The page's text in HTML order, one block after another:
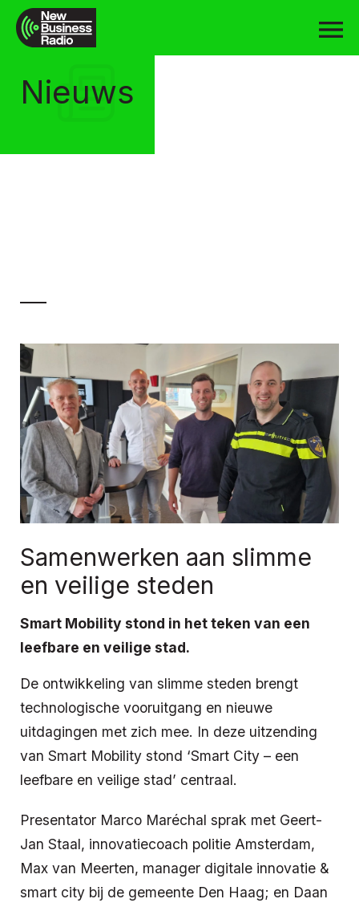
Nieuws
Samenwerken aan slimme
en veilige steden
Smart Mobility stond in het teken van een
leefbare en veilige stad.
De ontwikkeling van slimme steden brengt
technologische vooruitgang en nieuwe
uitdagingen met zich mee. In deze uitzending
van Smart Mobility stond ‘Smart City – een
leefbare en veilige stad’ centraal.
Presentator Marco Maréchal sprak met Geert-
Jan Staal, innovatiecoach politie Amsterdam,
Max van Meerten, manager digitale innovatie &
smart city bij de gemeente Den Haag; en Daan